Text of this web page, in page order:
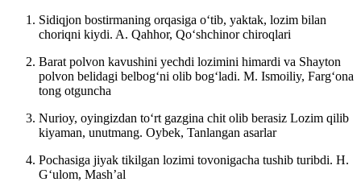
Sidiqjon bostirmaning orqasiga oʻtib, yaktak, lozim bilan
choriqni kiydi. A. Qahhor, Qoʻshchinor chiroqlari
Barat polvon kavushini yechdi lozimini himardi va Shayton
polvon belidagi belbogʻni olib bogʻladi. M. Ismoiliy, Fargʻona
tong otguncha
Nurioy, oyingizdan toʻrt gazgina chit olib berasiz Lozim qilib
kiyaman, unutmang. Oybek, Tanlangan asarlar
Pochasiga jiyak tikilgan lozimi tovonigacha tushib turibdi. H.
Gʻulom, Mashʼal